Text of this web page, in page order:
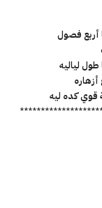
فصول
لياليه
أزهاره
قوي كده ليه